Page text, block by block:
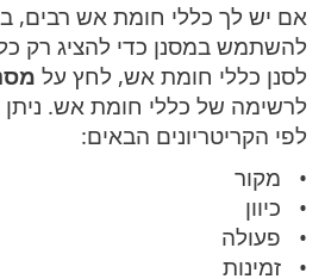
אם יש לך כללי חומת אש רבים,
להשתמש במסנן כדי להציג רק
לסנן כללי חומת אש, לחץ על
לרשימה של כללי חומת אש.
לפי הקריטריונים הבאים:
מקור
כיוון
פעולה
זמינות